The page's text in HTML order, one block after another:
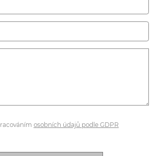
osobních údajů podle GDPR